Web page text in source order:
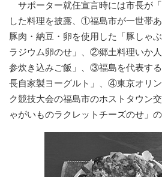
サポーター就任宣言時には市長が
した料理を披露、①福島市が一世帯
豚肉・納豆・卵を使用した「豚しゃ
ラジウム卵のせ」、②郷土料理いか
参炊き込みご飯」、③福島を代表す
長自家製ヨーグルト」、④東京オリ
ク競技大会の福島市のホストタウン
ゃがいものラクレットチーズのせ」